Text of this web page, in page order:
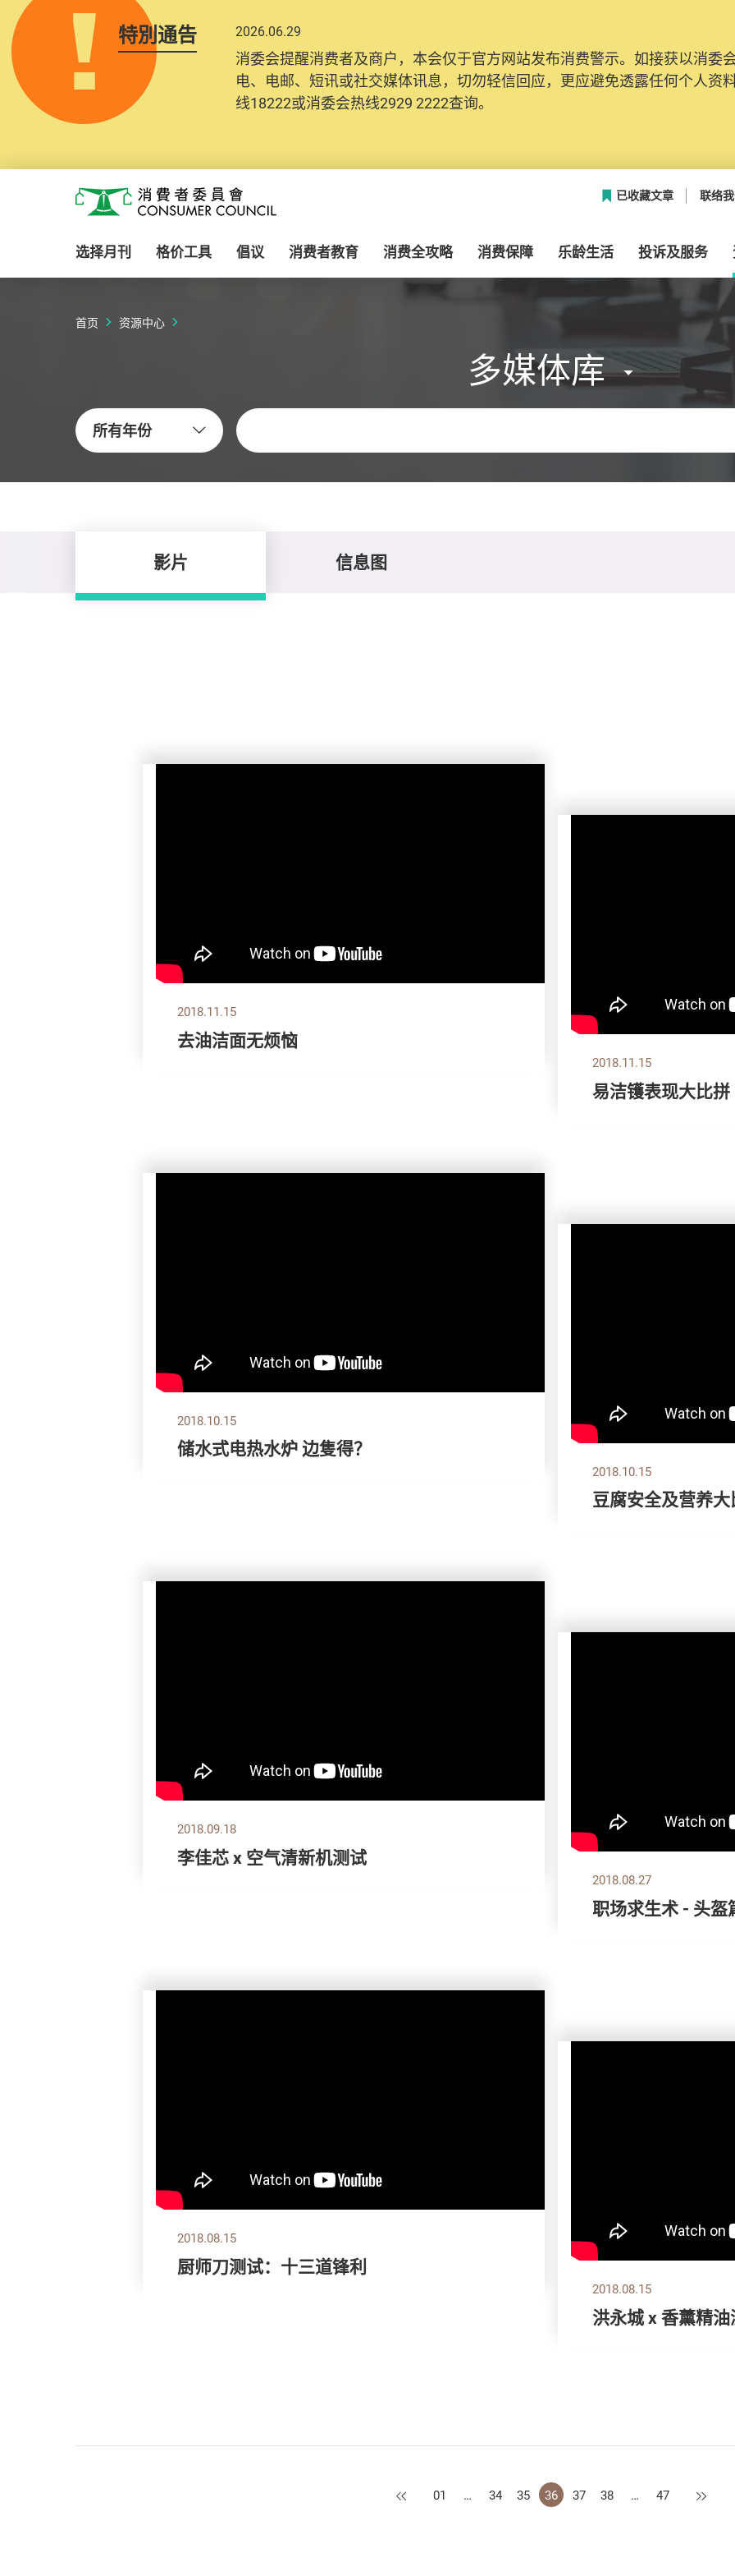
特別通告 2026.06.29
消委会提醒消费者及商户，本会仅于官方网站发布消费警示。如接获以消委
电、电邮、短讯或社交媒体讯息，切勿轻信回应，更应避免透露任何个人资
线18222或消委会热线2929 2222查询。
2025.10.31
为提升使用者体验及网络安全，本会的投诉处理系统已经进行升级及推出
消费者需要提供基本联络资料（包括姓名、电邮及电话）注册帐户，才可提
纪录将清晰整合于帐户中，方便日后作出跟进。
消费者委员会
已收藏文章 联络
选择月刊 格价工具 倡议 消费者教育 消费全攻略 消费保障 乐龄生活 投诉及服务
首页 资源中心
多媒体库
所有年份
关键字
影片 信息图
2018.11.15
去油洁面无烦恼
2018.11.15
易洁镬表现大比拼
2018.10.15
储水式电热水炉 边隻得？
2018.10.15
豆腐安全及营养
2018.09.18
李佳芯 x 空气清新机测试
2018.08.27
职场求生术 - 头盔
2018.08.15
厨师刀测试：十三道锋利
2018.08.15
洪永城 x 香薰精
上一页
01 … 34 35 36 37 38 … 47 下一页